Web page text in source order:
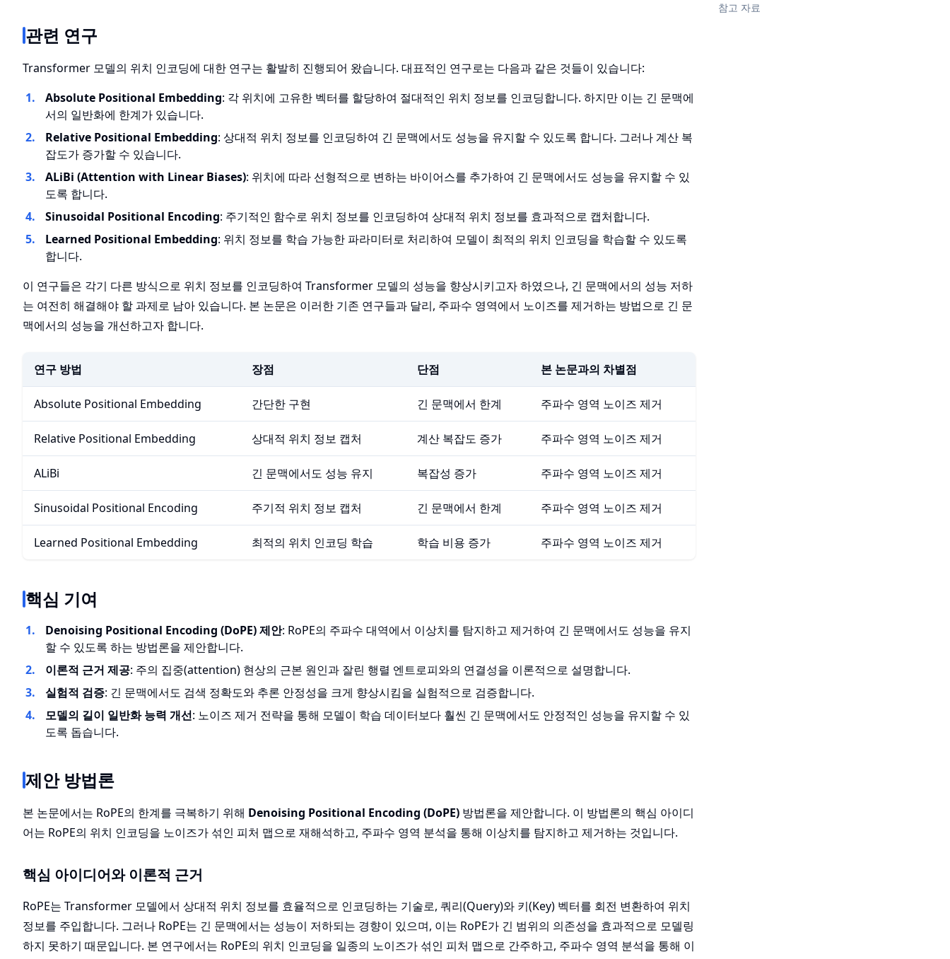
관련 연구
Transformer 모델의 위치 인코딩에 대한 연구는 활발히 진행되어 왔습니다. 대표적인 연구로는 다음과 같은 것들이 있습니다:
Absolute Positional Embedding: 각 위치에 고유한 벡터를 할당하여 절대적인 위치 정보를 인코딩합니다. 하지만 이는 긴 문맥에
서의 일반화에 한계가 있습니다.
Relative Positional Embedding: 상대적 위치 정보를 인코딩하여 긴 문맥에서도 성능을 유지할 수 있도록 합니다. 그러나 계산 복
잡도가 증가할 수 있습니다.
ALiBi (Attention with Linear Biases): 위치에 따라 선형적으로 변하는 바이어스를 추가하여 긴 문맥에서도 성능을 유지할 수 있
도록 합니다.
Sinusoidal Positional Encoding: 주기적인 함수로 위치 정보를 인코딩하여 상대적 위치 정보를 효과적으로 캡처합니다.
Learned Positional Embedding: 위치 정보를 학습 가능한 파라미터로 처리하여 모델이 최적의 위치 인코딩을 학습할 수 있도록
합니다.
이 연구들은 각기 다른 방식으로 위치 정보를 인코딩하여 Transformer 모델의 성능을 향상시키고자 하였으나, 긴 문맥에서의 성능 저하
는 여전히 해결해야 할 과제로 남아 있습니다. 본 논문은 이러한 기존 연구들과 달리, 주파수 영역에서 노이즈를 제거하는 방법으로 긴 문
맥에서의 성능을 개선하고자 합니다.
연구 방법 장점 단점 본 논문과의 차별점
Absolute Positional Embedding 간단한 구현 긴 문맥에서 한계 주파수 영역 노이즈 제거
Relative Positional Embedding 상대적 위치 정보 캡처 계산 복잡도 증가 주파수 영역 노이즈 제거
ALiBi 긴 문맥에서도 성능 유지 복잡성 증가 주파수 영역 노이즈 제거
Sinusoidal Positional Encoding 주기적 위치 정보 캡처 긴 문맥에서 한계 주파수 영역 노이즈 제거
Learned Positional Embedding 최적의 위치 인코딩 학습 학습 비용 증가 주파수 영역 노이즈 제거
핵심 기여
Denoising Positional Encoding (DoPE) 제안: RoPE의 주파수 대역에서 이상치를 탐지하고 제거하여 긴 문맥에서도 성능을 유지
할 수 있도록 하는 방법론을 제안합니다.
이론적 근거 제공: 주의 집중(attention) 현상의 근본 원인과 잘린 행렬 엔트로피와의 연결성을 이론적으로 설명합니다.
실험적 검증: 긴 문맥에서도 검색 정확도와 추론 안정성을 크게 향상시킴을 실험적으로 검증합니다.
모델의 길이 일반화 능력 개선: 노이즈 제거 전략을 통해 모델이 학습 데이터보다 훨씬 긴 문맥에서도 안정적인 성능을 유지할 수 있
도록 돕습니다.
제안 방법론
본 논문에서는 RoPE의 한계를 극복하기 위해 Denoising Positional Encoding (DoPE) 방법론을 제안합니다. 이 방법론의 핵심 아이디
어는 RoPE의 위치 인코딩을 노이즈가 섞인 피처 맵으로 재해석하고, 주파수 영역 분석을 통해 이상치를 탐지하고 제거하는 것입니다.
핵심 아이디어와 이론적 근거
RoPE는 Transformer 모델에서 상대적 위치 정보를 효율적으로 인코딩하는 기술로, 쿼리(Query)와 키(Key) 벡터를 회전 변환하여 위치
정보를 주입합니다. 그러나 RoPE는 긴 문맥에서는 성능이 저하되는 경향이 있으며, 이는 RoPE가 긴 범위의 의존성을 효과적으로 모델링
하지 못하기 때문입니다. 본 연구에서는 RoPE의 위치 인코딩을 일종의 노이즈가 섞인 피처 맵으로 간주하고, 주파수 영역 분석을 통해 이
참고 자료